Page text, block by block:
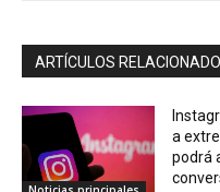
ARTÍCULOS
a
podrá